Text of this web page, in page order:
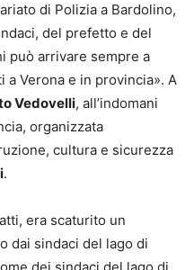
di Polizia a Bardolino,
del prefetto e del
può arrivare sempre a
a Verona e in provincia». A
Vedovelli, all’indomani
organizzata
cultura e sicurezza
.
era scaturito un
dai sindaci del lago di